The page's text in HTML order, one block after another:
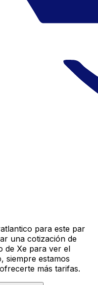
para este par
una cotización de
de Xe para ver el
siempre estamos
más tarifas.